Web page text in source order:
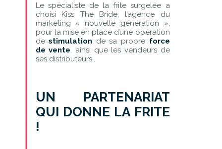
Le spécialiste de la frite surgelée a
choisi Kiss The Bride, l’agence du
marketing « nouvelle génération »,
pour la mise en place d’une opération
destimulation de sa propre force
de vente, ainsi que les vendeurs de
ses distributeurs.
UN PARTENARIAT
QUI DONNE LA FRITE
!